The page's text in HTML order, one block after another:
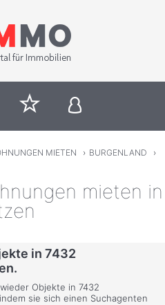
MIETEN › BURGENLAND
›
mieten in
in 7432
Objekte in 7432
sie sich einen Suchagenten